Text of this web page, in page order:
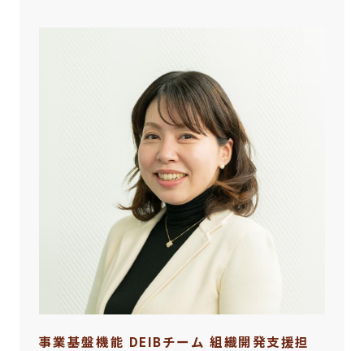
事業基盤機能 DEIBチーム 組織開発支援担